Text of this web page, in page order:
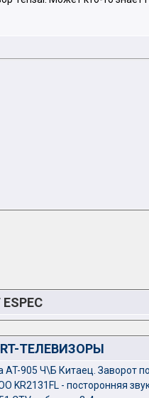
ТЕЛЕВИЗОРЫ
AT-905 Ч\Б Китаец. Заворот по
KR2131FL - посторонняя